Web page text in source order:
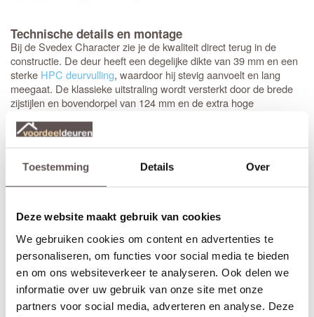
Toestemming Details Over
Deze website maakt gebruik van cookies
We gebruiken cookies om content en advertenties te
personaliseren, om functies voor social media te bieden
en om ons websiteverkeer te analyseren. Ook delen we
informatie over uw gebruik van onze site met onze
partners voor social media, adverteren en analyse. Deze
Technische details en montage
Bij de Svedex Character zie je de kwaliteit direct terug in de
constructie. De deur heeft een degelijke dikte van 39 mm en een
sterke HPC deurvulling, waardoor hij stevig aanvoelt en lang
meegaat. De klassieke uitstraling wordt versterkt door de brede
zijstijlen en bovendorpel van 124 mm en de extra hoge
mm hoog geeft de deur echt body, waarbij de vlakke rand rondom
het paneel (35-42 mm) het design helemaal compleet maakt.
precies op de standaardhoogte van 1050 mm geboord.
zijn altijd voorzien van boringen voor de scharnieren op
Elk modelSvedex-deuris leverbaar in zowel een stompe als
opdekuitvoering, in elke denkbare standaardmaat of afwijkende
afmeting. Het is voor beide uitvoeringen van belang dat je de
juiste draairichting doorgeeft tijdens het bestellen. Doordat
Svedex het slot al in de fabriek infreest, kan de deur niet